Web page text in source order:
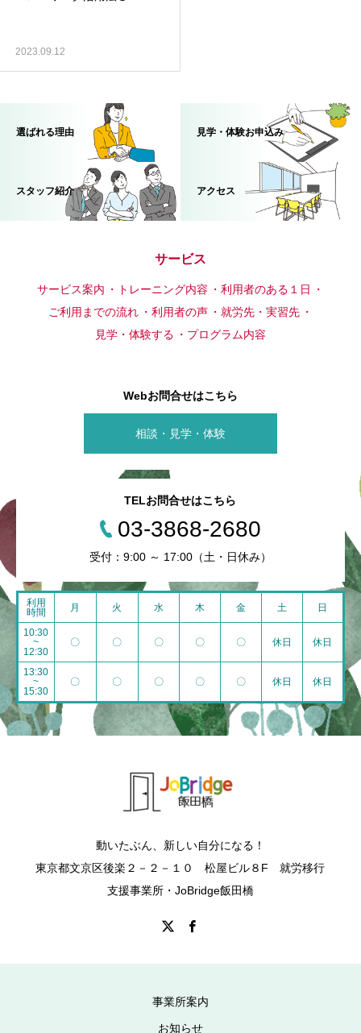
2023.09.12
選ばれる理由 見学・体験お申込み
スタッフ紹介 アクセス
サービス
サービス案内 トレーニング内容
利用者のある１日
ご利用までの流れ
利用者の声
就労先・実習先
見学・体験する
プログラム内容
Webお問合せはこちら
相談・見学・体験
TELお問合せはこちら
03-3868-2680
受付：9:00 ～ 17:00（土・日休み）
利用
時間
月 火 水 木 金 土 日
10:30
~
12:30
〇 〇 〇 〇 〇 休日 休日
13:30
~
15:30
〇 〇 〇 〇 〇 休日 休日
動いたぶん、新しい自分になる！
東京都文京区後楽２－２－１０ 松屋ビル８F 就労移行
支援事業所・JoBridge飯田橋
事業所案内
お知らせ